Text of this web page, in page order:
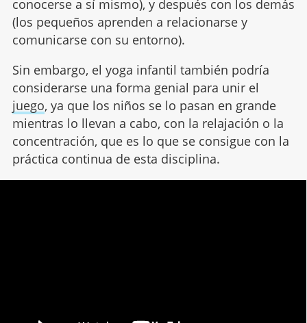
conocerse a sí mismo), y después con los demás
(los pequeños aprenden a relacionarse y
comunicarse con su entorno).
Sin embargo, el yoga infantil también podría
considerarse una forma genial para unir el
juego, ya que los niños se lo pasan en grande
mientras lo llevan a cabo, con la relajación o la
concentración, que es lo que se consigue con la
práctica continua de esta disciplina.